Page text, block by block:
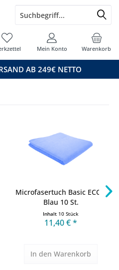
AB 249€ NETTO
Warenkorb
Mein Konto
Microfasertuch Basic ECO -
Blau 10 St.
Inhalt 10 Stück
11,40 € *
In den Warenkorb